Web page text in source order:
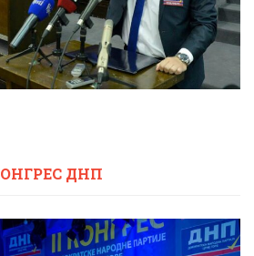
ДНП